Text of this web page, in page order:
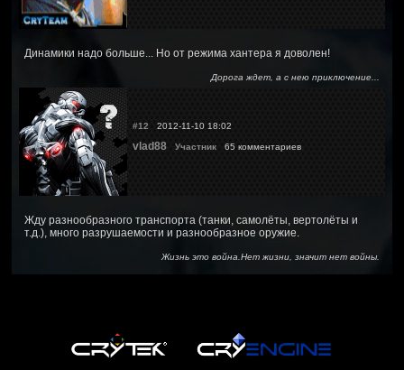
Динамики надо больше... Но от режима хантера я доволен!
Дорога ждет, а с нею приключение...
#12 2012-11-10 18:02
vlad88 Участник 65 комментариев
Жду разнообразного транспорта (танки, самолёты, вертолёты и
т.д.), много разрушаемости и разнообразное оружие.
Жизнь это война.Нет жизни, значит нет войны.